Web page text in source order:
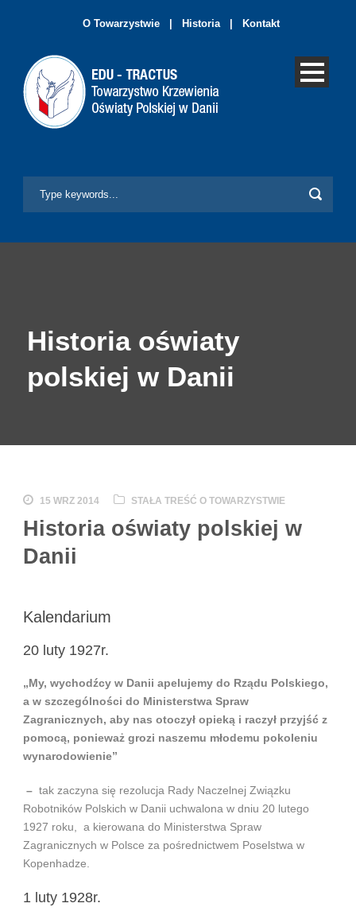
O Towarzystwie Historia Kontakt
Historia oświaty
polskiej w Danii
15 WRZ 2014 STAŁA TREŚĆ O TOWARZYSTWIE
Historia oświaty polskiej w
Danii
Kalendarium
20 luty 1927r.
„My, wychodźcy w Danii apelujemy do Rządu Polskiego,
a w szczególności do Ministerstwa Spraw
Zagranicznych, aby nas otoczył opieką i raczył przyjść z
pomocą, ponieważ grozi naszemu młodemu pokoleniu
wynarodowienie”
– tak zaczyna się rezolucja Rady Naczelnej Związku
Robotników Polskich w Danii uchwalona w dniu 20 lutego
1927 roku, a kierowana do Ministerstwa Spraw
Zagranicznych w Polsce za pośrednictwem Poselstwa w
Kopenhadze.
1 luty 1928r.